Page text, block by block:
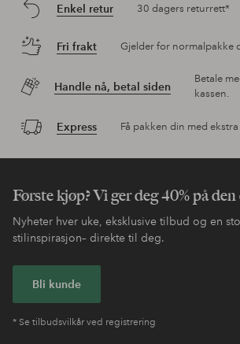
Enkel retur 30 dagers returrett*
Fri frakt Gjelder for normalpakke
Handle nå, betal siden
Betale
kassen.
Express Få pakken din med
Første kjøp? Vi ger deg 40% på
Nyheter hver uke, eksklusive tilbud og en
stilinspirasjon– direkte til deg.
Bli kunde
* Se tilbudsvilkår ved registrering